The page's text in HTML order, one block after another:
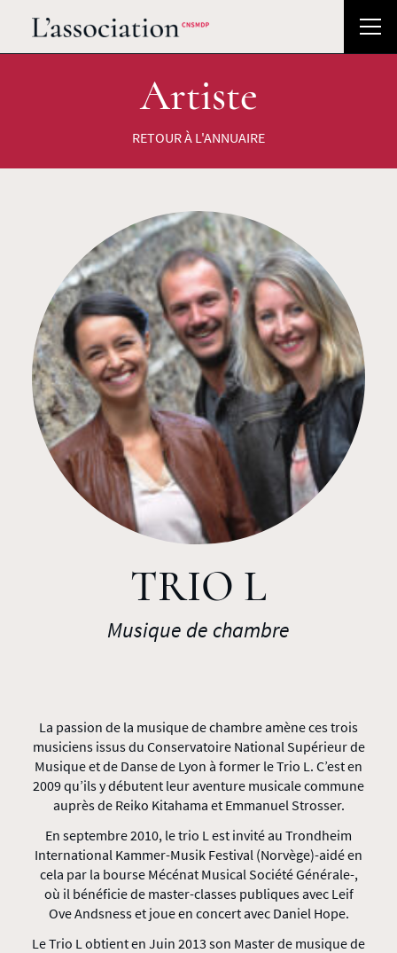
Artiste
RETOUR À L'ANNUAIRE
TRIO L
Musique de chambre
La passion de la musique de chambre amène ces trois
musiciens issus du Conservatoire National Supérieur de
Musique et de Danse de Lyon à former le Trio L. C’est en
2009 qu’ils y débutent leur aventure musicale commune
auprès de Reiko Kitahama et Emmanuel Strosser.
En septembre 2010, le trio L est invité au Trondheim
International Kammer-Musik Festival (Norvège)-aidé en
cela par la bourse Mécénat Musical Société Générale-,
où il bénéficie de master-classes publiques avec Leif
Ove Andsness et joue en concert avec Daniel Hope.
Le Trio L obtient en Juin 2013 son Master de musique de